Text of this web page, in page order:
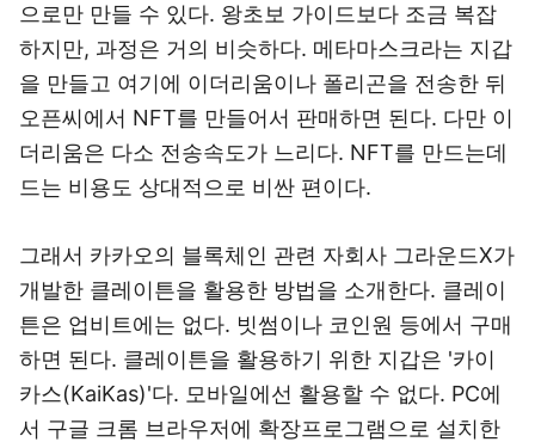
으로만 만들 수 있다. 왕초보 가이드보다 조금 복잡
하지만, 과정은 거의 비슷하다. 메타마스크라는 지갑
을 만들고 여기에 이더리움이나 폴리곤을 전송한 뒤
오픈씨에서 NFT를 만들어서 판매하면 된다. 다만 이
더리움은 다소 전송속도가 느리다. NFT를 만드는데
드는 비용도 상대적으로 비싼 편이다.
그래서 카카오의 블록체인 관련 자회사 그라운드X가
개발한 클레이튼을 활용한 방법을 소개한다. 클레이
튼은 업비트에는 없다. 빗썸이나 코인원 등에서 구매
하면 된다. 클레이튼을 활용하기 위한 지갑은 '카이
카스(KaiKas)'다. 모바일에선 활용할 수 없다. PC에
서 구글 크롬 브라우저에 확장프로그램으로 설치한